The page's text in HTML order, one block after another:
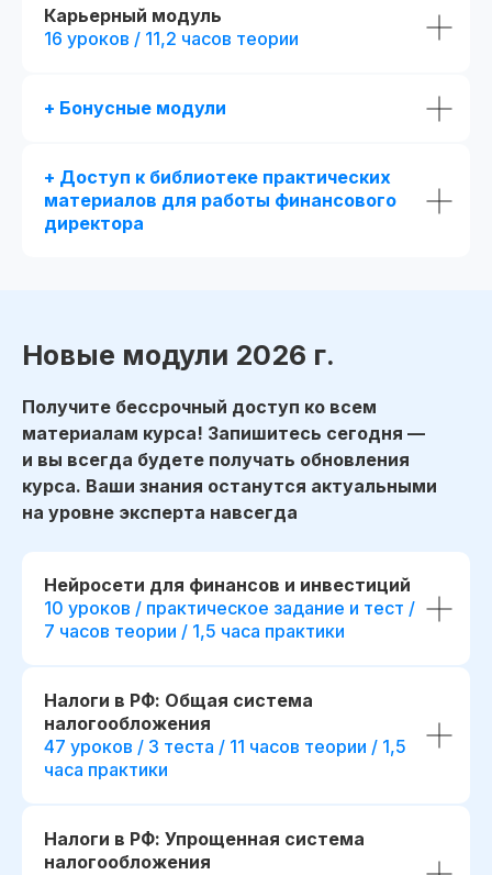
Карьерный модуль
16 уроков / 11,2 часов теории
+ Бонусные модули
+ Доступ к библиотеке практических
материалов для работы финансового
директора
Новые модули 2026 г.
Получите бессрочный доступ ко всем
материалам курса! Запишитесь сегодня —
и вы всегда будете получать обновления
курса. Ваши знания останутся актуальными
на уровне эксперта навсегда
Нейросети для финансов и инвестиций
10 уроков / практическое задание и тест /
7 часов теории / 1,5 часа практики
Налоги в РФ: Общая система
налогообложения
47 уроков / 3 теста / 11 часов теории / 1,5
часа практики
Налоги в РФ: Упрощенная система
налогообложения
начало обучения: start111307.005